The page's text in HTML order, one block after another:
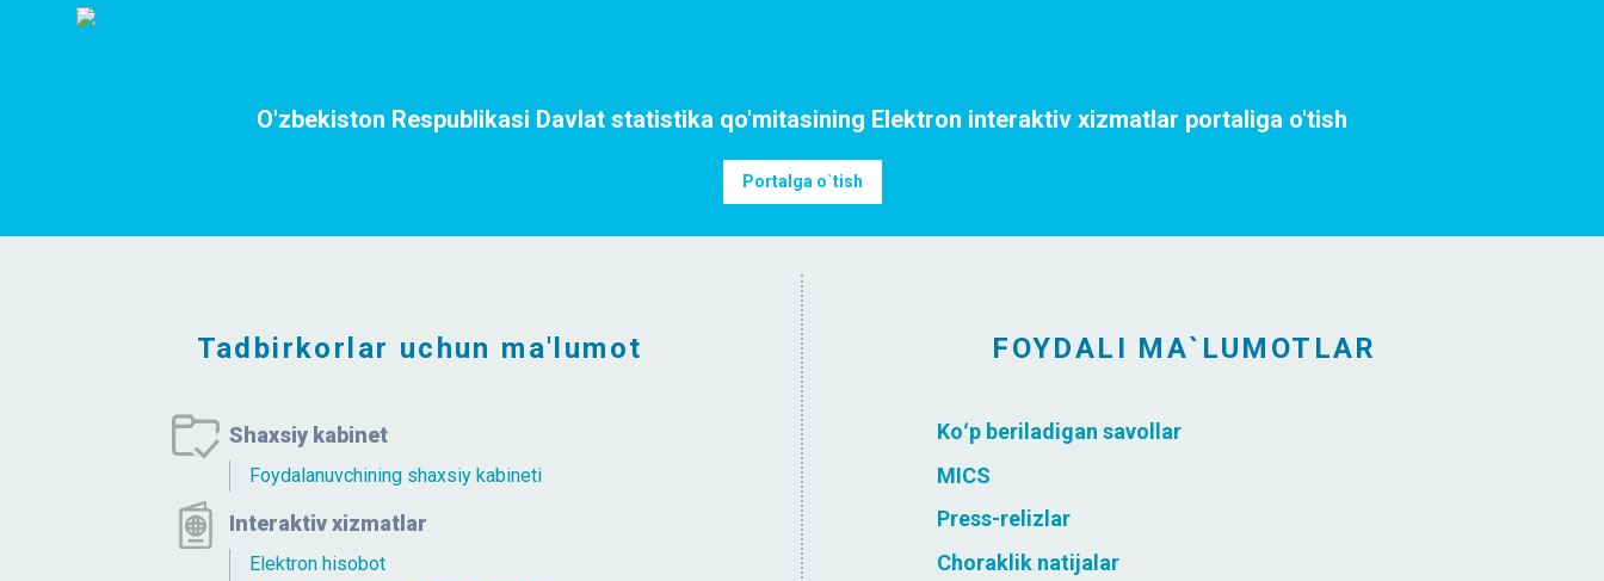
O'zbekiston Respublikasi Davlat statistika qo'mitasining Elektron interaktiv xizmatlar portaliga o'tish
Portalga o`tish
Tadbirkorlar uchun ma'lumot
Shaxsiy kabinet
Foydalanuvchining shaxsiy kabineti
Interaktiv xizmatlar
Elektron hisobot
FOYDALI MA`LUMOTLAR
Koʻp beriladigan savollar
MICS
Press-relizlar
Choraklik natijalar